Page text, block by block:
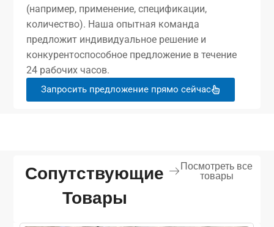
(например, применение, спецификации,
количество). Наша опытная команда
предложит индивидуальное решение и
конкурентоспособное предложение в течение
24 рабочих часов.
Запросить предложение прямо сейчас
Сопутствующие
Товары
Посмотреть все
товары